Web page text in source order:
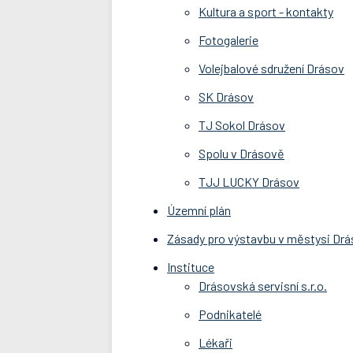
Kultura a sport - kontakty
Fotogalerie
Volejbalové sdružení Drásov
SK Drásov
TJ Sokol Drásov
Spolu v Drásově
TJJ LUCKY Drásov
Územní plán
Zásady pro výstavbu v městysi
Instituce
Drásovská servisní s.r.o.
Podnikatelé
Lékaři